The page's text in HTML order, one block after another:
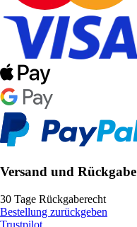
Versand und Rückgabe
30 Tage Rückgaberecht
Bestellung zurückgeben
Trustpilot